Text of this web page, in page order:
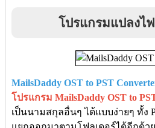
โปรแกรมแปลงไ
MailsDaddy OST to PST
โปรแกรม MailsDaddy OST to
เป็นนามสกุลอื่นๆ ได้แบบง่ายๆ ทั้ง